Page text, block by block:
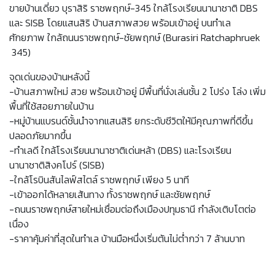
ขายบ้านเดี่ยว บุราสิริ ราชพฤกษ์-345 ใกล้โรงเรียนนานาชาติ DBS
และ SISB โดยแสนสิริ บ้านสภาพสวย พร้อมเข้าอยู่ บนทำเล
ศักยภาพ ใกล้ถนนราชพฤกษ์-ชัยพฤกษ์ (Burasiri Ratchaphruek
345)
จุดเด่นของบ้านหลังนี้
-บ้านสภาพใหม่ สวย พร้อมเข้าอยู่ มีพื้นที่นั่งเล่นชั้น 2 โปร่ง โล่ง เพิ่ม
พื้นที่ใช้สอยภายในบ้าน
-หมู่บ้านแบรนด์ชั้นนำจากแสนสิริ ยกระดับชีวิตให้มีคุณภาพที่ดีขึ้น
ปลอดภัยมากขึ้น
-ทำเลดี ใกล้โรงเรียนนานาชาติเด่นหล้า (DBS) และโรงเรียน
นานาชาติสิงคโปร์ (SISB)
-ใกล้โรบินสันไลฟ์สไตล์ ราชพฤกษ์ เพียง 5 นาที
-เข้าออกได้หลายเส้นทาง ทั้งราชพฤกษ์ และชัยพฤกษ์
-ถนนราชพฤกษ์สายใหม่เชื่อมต่อถึงเมืองปทุมธานี กำลังเติบโตต่อ
เนื่อง
-ราคาคุ้มค่าที่สุดในทำเล บ้านมือหนึ่งเริ่มต้นไม่ต่ำกว่า 7 ล้านบาท